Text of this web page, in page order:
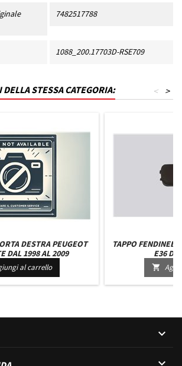
7482517788
1088_200.17703D-RSE709
STESSA CATEGORIA: >
<
DESTRA PEUGEOT
DAL 1998 AL 2009
al carrello
TAPPO
E36

